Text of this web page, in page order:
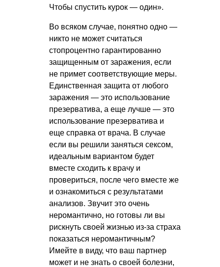
Чтобы спустить курок — один».
Во всяком случае, понятно одно —
никто не может считаться
стопроцентно гарантированно
защищенным от заражения, если
не примет соответствующие меры.
Единственная защита от любого
заражения — это использование
презерватива, а еще лучше — это
использование презерватива и
еще справка от врача. В случае
если вы решили заняться сексом,
идеальным вариантом будет
вместе сходить к врачу и
провериться, после чего вместе же
и ознакомиться с результатами
анализов. Звучит это очень
неромантично, но готовы ли вы
рискнуть своей жизнью из-за страха
показаться неромантичным?
Имейте в виду, что ваш партнер
может и не знать о своей болезни,